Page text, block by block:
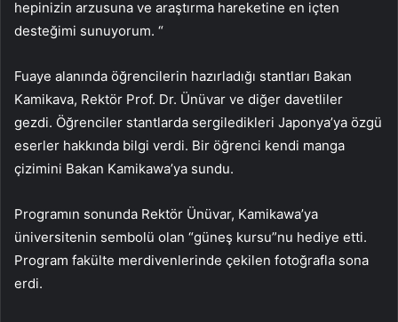
hepinizin arzusuna ve araştırma hareketine en içten
desteğimi sunuyorum. “
Fuaye alanında öğrencilerin hazırladığı stantları Bakan
Kamikava, Rektör Prof. Dr. Ünüvar ve diğer davetliler
gezdi. Öğrenciler stantlarda sergiledikleri Japonya’ya özgü
eserler hakkında bilgi verdi. Bir öğrenci kendi manga
çizimini Bakan Kamikawa’ya sundu.
Programın sonunda Rektör Ünüvar, Kamikawa’ya
üniversitenin sembolü olan “güneş kursu”nu hediye etti.
Program fakülte merdivenlerinde çekilen fotoğrafla sona
erdi.